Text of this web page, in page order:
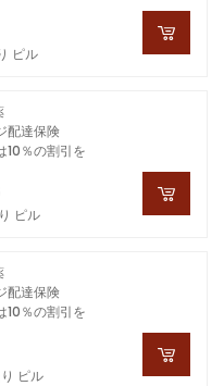
ピル
ピル
配達保険
10％の割引を
ピル
配達保険
10％の割引を